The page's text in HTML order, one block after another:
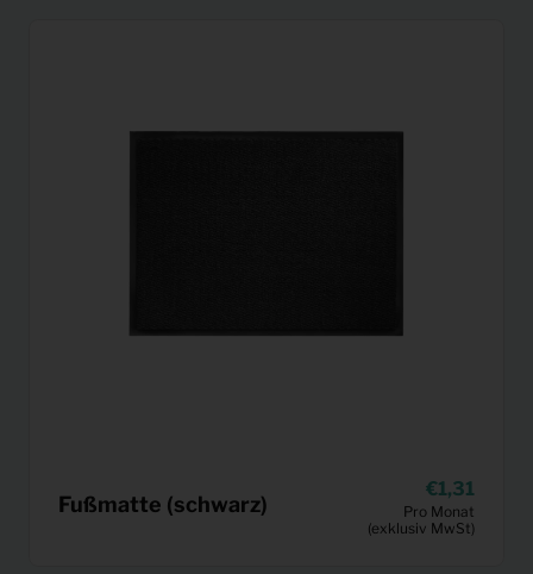
Fußmatte (schwarz)
1,31
Pro Monat
(exklusiv MwSt)